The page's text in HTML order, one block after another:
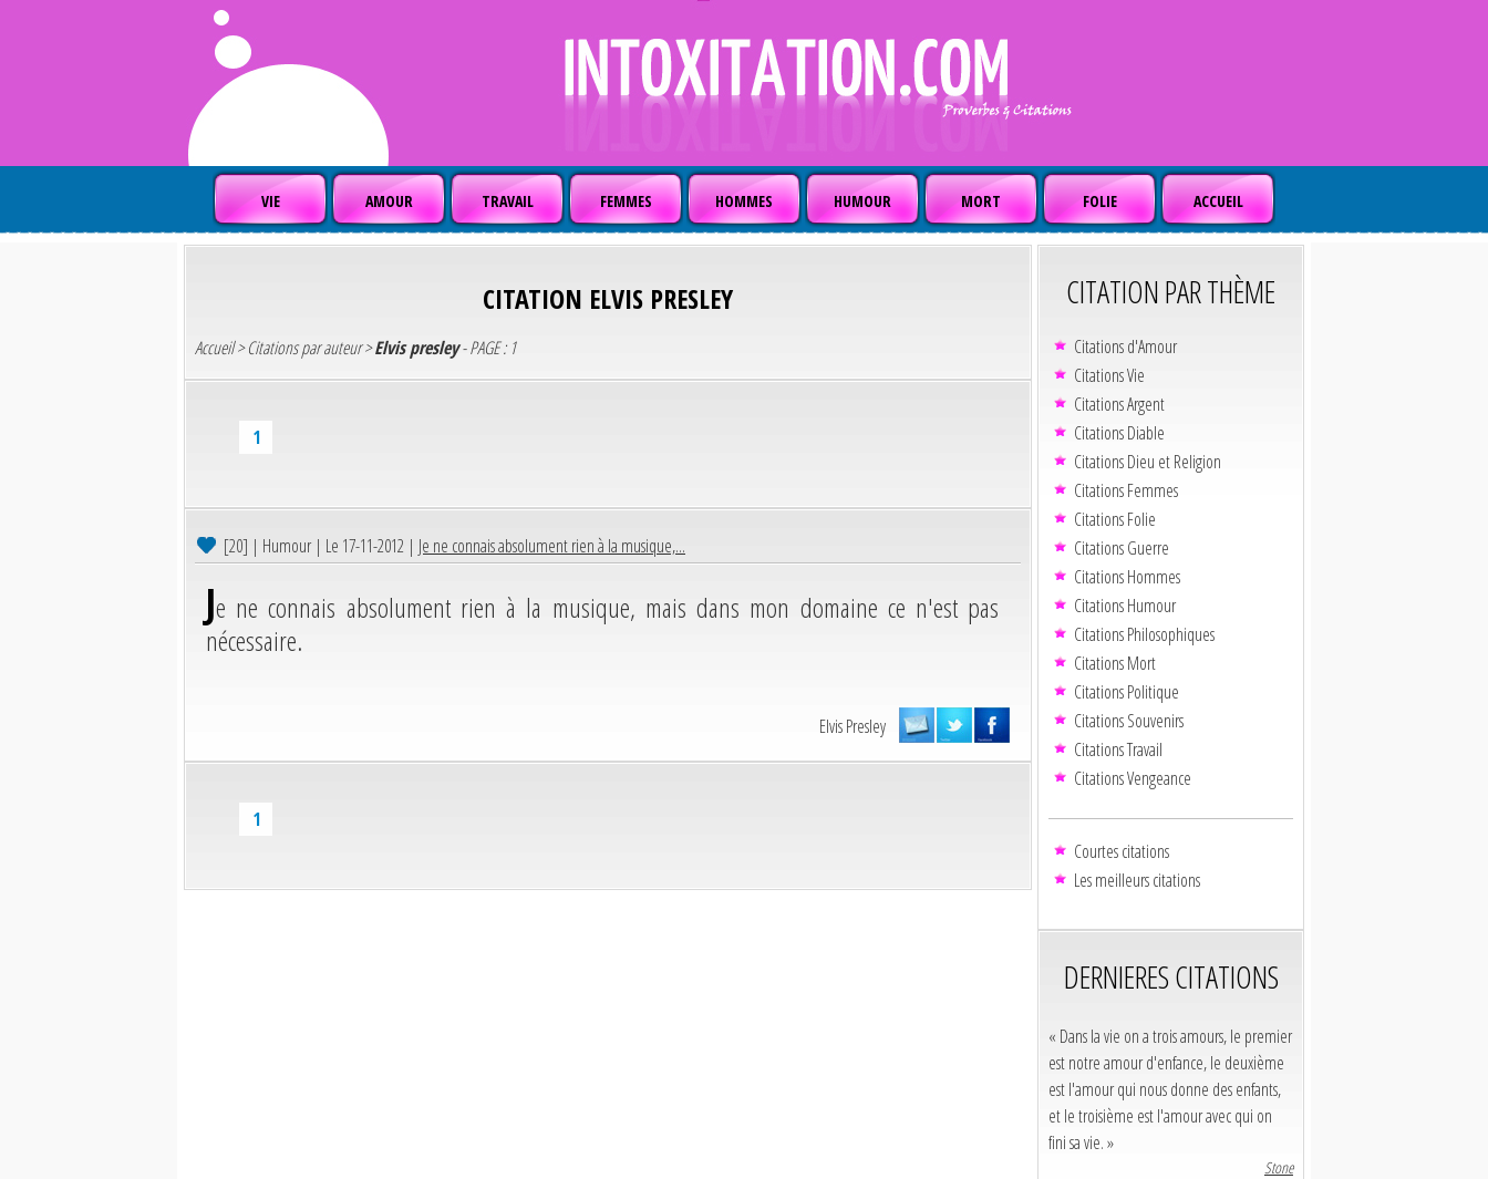
VIE AMOUR TRAVAIL FEMMES HOMMES HUMOUR MORT FOLIE ACCUEIL
CITATION ELVIS PRESLEY
Accueil>Citations par auteur>Elvis presley- PAGE : 1
1
[20] | Humour | Le 17-11-2012 | Je ne connais absolument rien à la musique,...
Je ne connais absolument rien à la musique, mais dans mon domaine ce n'est pas
nécessaire.
Elvis Presley
1
CITATION PAR THÈME
Citations d'Amour
Citations Vie
Citations Argent
Citations Diable
Citations Dieu et Religion
Citations Femmes
Citations Folie
Citations Guerre
Citations Hommes
Citations Humour
Citations Philosophiques
Citations Mort
Citations Politique
Citations Souvenirs
Citations Travail
Citations Vengeance
Courtes citations
Les meilleurs citations
DERNIERES CITATIONS
« Dans la vie on a trois amours, le premier
est notre amour d'enfance, le deuxième
est l'amour qui nous donne des enfants,
et le troisième est l'amour avec qui on
fini sa vie. »
Stone